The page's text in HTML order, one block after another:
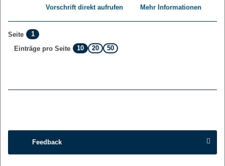
Vorschrift direkt aufrufen Mehr Informationen
Seite
1
Einträge pro Seite
10 20 50
Feedback